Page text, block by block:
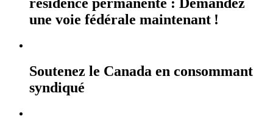
une voie fédérale maintenant !
Soutenez le Canada en consommant
syndiqué